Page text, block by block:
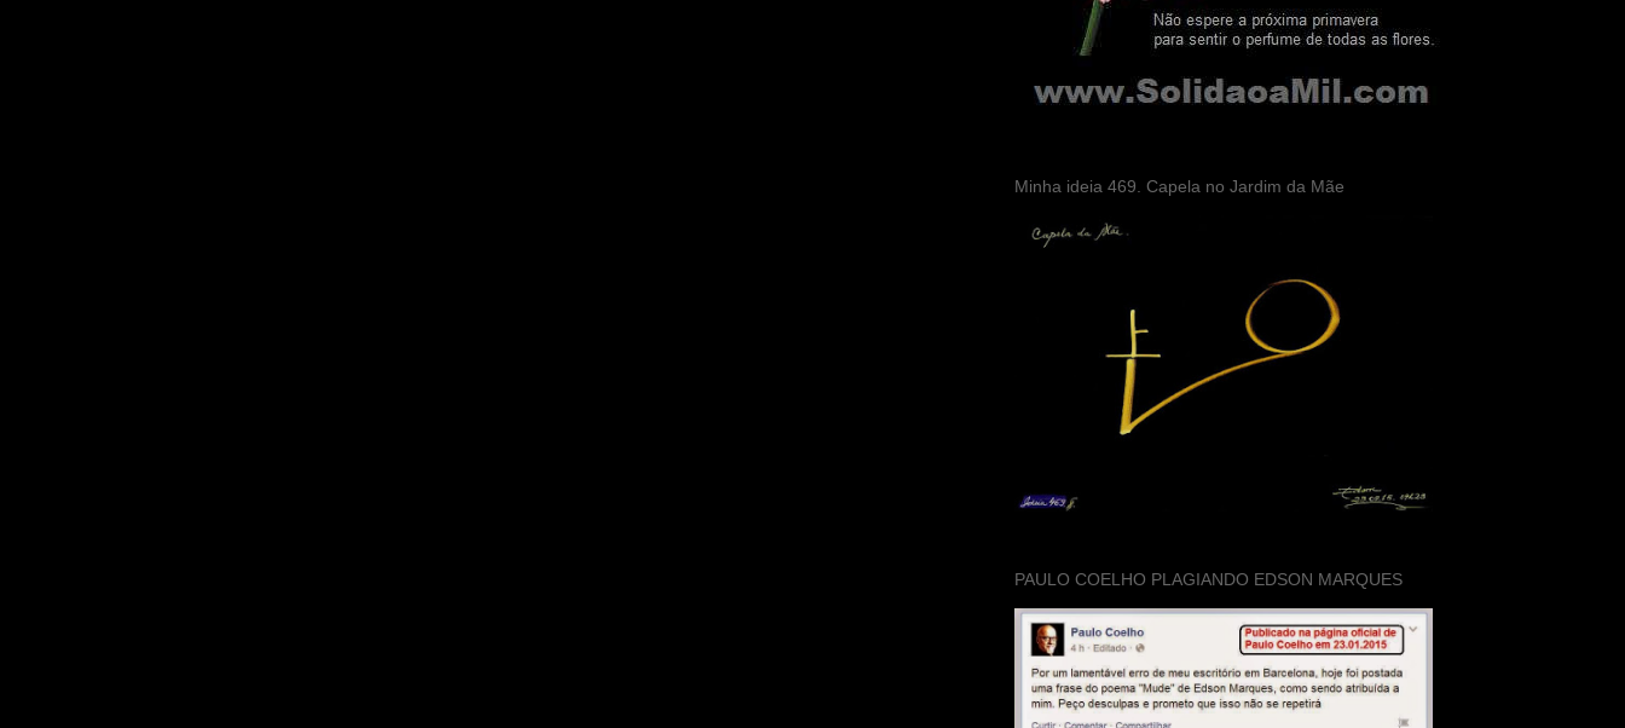
Minha ideia 469. Capela no Jardim da Mãe
PAULO COELHO PLAGIANDO EDSON MARQUES